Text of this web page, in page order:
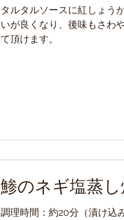
タルタルソースに紅しょう
いが良くなり、後味もさわ
て頂けます。
鯵のネギ塩蒸
調理時間：約20分（漬け込